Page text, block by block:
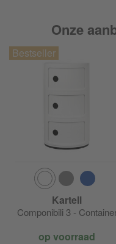
Onze
Kartell
Componibili 3 -
op voorraad